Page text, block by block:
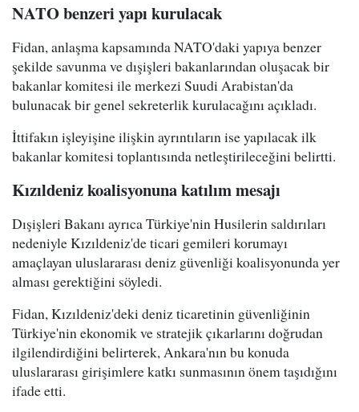
NATO benzeri yapı kurulacak
Fidan, anlaşma kapsamında NATO'daki yapıya benzer
şekilde savunma ve dışişleri bakanlarından oluşacak bir
bakanlar komitesi ile merkezi Suudi Arabistan'da
bulunacak bir genel sekreterlik kurulacağını açıkladı.
İttifakın işleyişine ilişkin ayrıntıların ise yapılacak ilk
bakanlar komitesi toplantısında netleştirileceğini belirtti.
Kızıldeniz koalisyonuna katılım mesajı
Dışişleri Bakanı ayrıca Türkiye'nin Husilerin saldırıları
nedeniyle Kızıldeniz'de ticari gemileri korumayı
amaçlayan uluslararası deniz güvenliği koalisyonunda yer
alması gerektiğini söyledi.
Fidan, Kızıldeniz'deki deniz ticaretinin güvenliğinin
Türkiye'nin ekonomik ve stratejik çıkarlarını doğrudan
ilgilendirdiğini belirterek, Ankara'nın bu konuda
uluslararası girişimlere katkı sunmasının önem taşıdığını
ifade etti.